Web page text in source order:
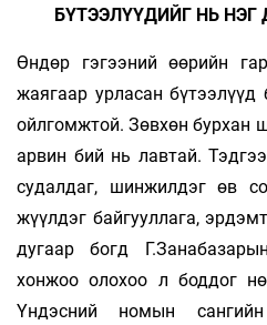
БҮТЭЭЛҮҮДИЙГ НЬ
Өндөр гэгээний өөрийн
жаягаар урласан
ойлгомжтой. Зөвхөн бур­хан
арвин бий нь лавтай.
судал­даг, шинжилдэг өв
жүүлдэг байгууллага,
дугаар богд
хонжоо олохоо л боддог
Үндэсний номын